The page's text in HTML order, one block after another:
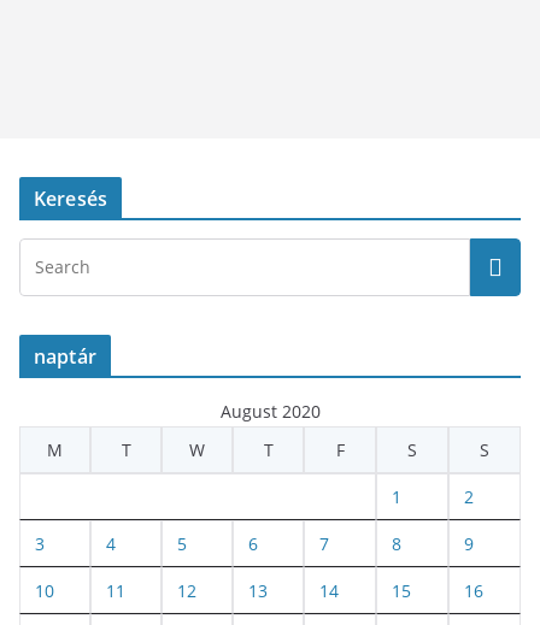
Keresés
naptár
August 2020
M
T W T F S S
1 2
3 4 5 6 7 8 9
10 11 12 13 14 15 16